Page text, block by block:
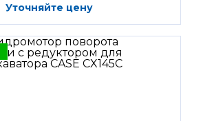
Уточняйте цену